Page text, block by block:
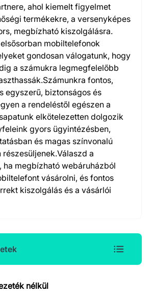
ahol kiemelt figyelmet
termékekre, a versenyképes
megbízható kiszolgálásra.
mobiltelefonok
gondosan válogatunk, hogy
a számukra legmegfelelőbb
fontos,
egyszerű, biztonságos és
a rendeléstől egészen a
elkötelezetten dolgozik
gyors ügyintézésben,
és magas színvonalú
a
ha megbízható webáruházból
vásárolni, és fontos
kiszolgálás és a vásárlói
nélkül